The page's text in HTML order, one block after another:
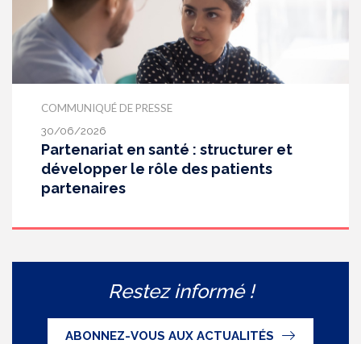
de ces patients.
COMMUNIQUÉ DE PRESSE
30/06/2026
Partenariat en santé : structurer et
développer le rôle des patients
partenaires
Restez informé !
ABONNEZ-VOUS AUX ACTUALITÉS